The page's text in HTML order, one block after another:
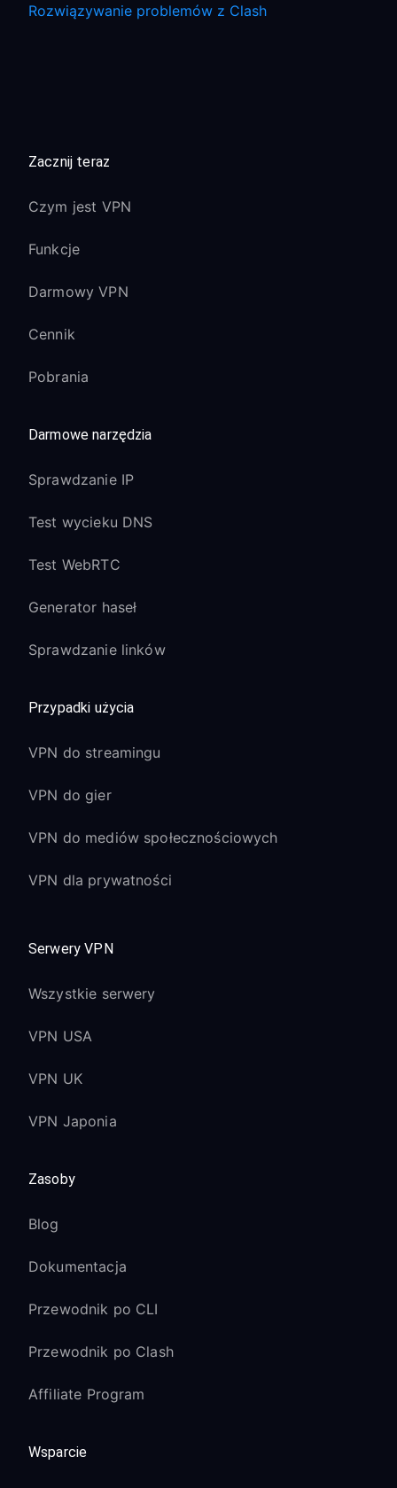
Rozwiązywanie problemów z Clash
Zacznij teraz
Czym jest VPN
Funkcje
Darmowy VPN
Cennik
Pobrania
Darmowe narzędzia
Sprawdzanie IP
Test wycieku DNS
Test WebRTC
Generator haseł
Sprawdzanie linków
Przypadki użycia
VPN do streamingu
VPN do gier
VPN do mediów społecznościowych
VPN dla prywatności
Serwery VPN
Wszystkie serwery
VPN USA
VPN UK
VPN Japonia
Zasoby
Blog
Dokumentacja
Przewodnik po CLI
Przewodnik po Clash
Affiliate Program
Wsparcie